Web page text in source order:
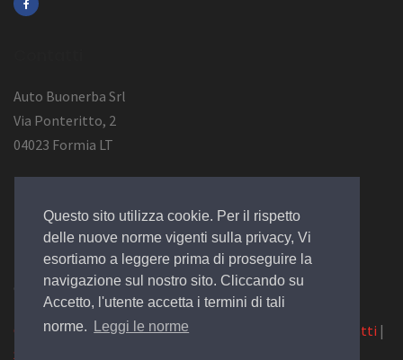
Questo sito utilizza cookie. Per il rispetto
delle nuove norme vigenti sulla privacy, Vi
esortiamo a leggere prima di proseguire la
navigazione sul nostro sito. Cliccando su
Accetto, l'utente accetta i termini di tali
norme.
Leggi le norme
Auto Buonerba Srl
Via Ponteritto, 2
04023 Formia LT
P.Iva 01473730594
© 2019 Design by EGSoft
Cookie|Privacy Law|Azienda Contatti |
Siamo su Carpro.it